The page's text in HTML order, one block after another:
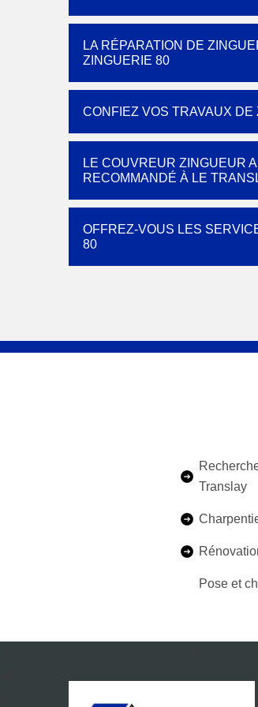
LA RÉPARATION DE
ZINGUERIE 80
CONFIEZ VOS TRAVAUX
LE COUVREUR ZINGUEUR
RECOMMANDÉ À LE
OFFREZ-VOUS LES
80
Translay
Pose et